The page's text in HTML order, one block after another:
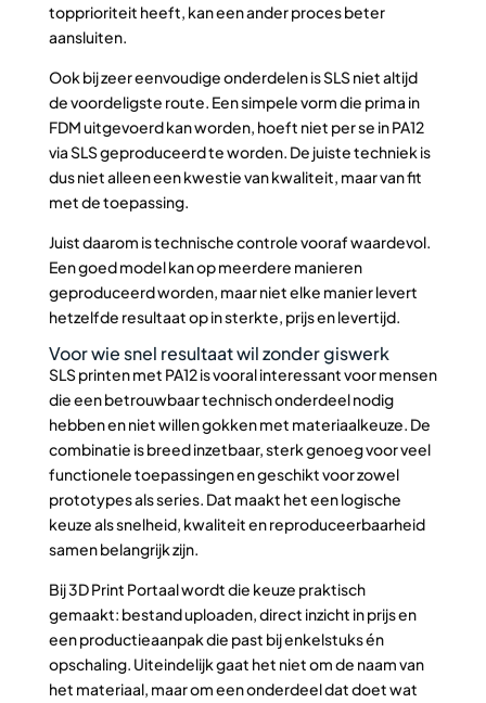
topprioriteit heeft, kan een ander proces beter
aansluiten.
Ook bij zeer eenvoudige onderdelen is SLS niet altijd
de voordeligste route. Een simpele vorm die prima in
FDM uitgevoerd kan worden, hoeft niet per se in PA12
via SLS geproduceerd te worden. De juiste techniek is
dus niet alleen een kwestie van kwaliteit, maar van fit
met de toepassing.
Juist daarom is technische controle vooraf waardevol.
Een goed model kan op meerdere manieren
geproduceerd worden, maar niet elke manier levert
hetzelfde resultaat op in sterkte, prijs en levertijd.
Voor wie snel resultaat wil zonder giswerk
SLS printen met PA12 is vooral interessant voor mensen
die een betrouwbaar technisch onderdeel nodig
hebben en niet willen gokken met materiaalkeuze. De
combinatie is breed inzetbaar, sterk genoeg voor veel
functionele toepassingen en geschikt voor zowel
prototypes als series. Dat maakt het een logische
keuze als snelheid, kwaliteit en reproduceerbaarheid
samen belangrijk zijn.
Bij 3D Print Portaal wordt die keuze praktisch
gemaakt: bestand uploaden, direct inzicht in prijs en
een productieaanpak die past bij enkelstuks én
opschaling. Uiteindelijk gaat het niet om de naam van
het materiaal, maar om een onderdeel dat doet wat